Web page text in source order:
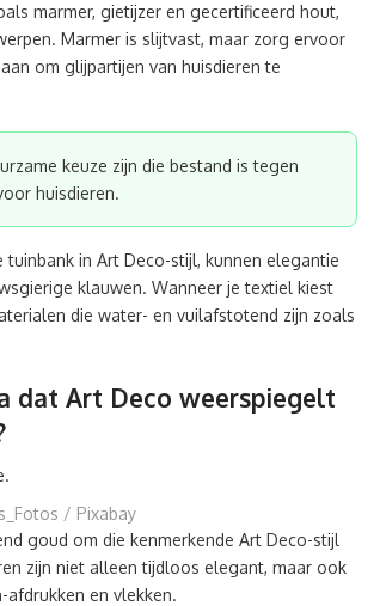
marmer, gietijzer en gecertificeerd hout,
Marmer is slijtvast, maar zorg ervoor
om glijpartijen van huisdieren te
keuze zijn die bestand is tegen
huisdieren.
in Art Deco-stijl, kunnen elegantie
klauwen. Wanneer je textiel kiest
die water- en vuilafstotend zijn zoals
dat Art Deco weerspiegelt
/ Pixabay
goud om die kenmerkende Art Deco-stijl
zijn niet alleen tijdloos elegant, maar ook
en vlekken.